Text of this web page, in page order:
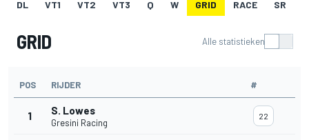
DL VT1 VT2 VT3 Q W GRID RACE SR
GRID Alle statistieken
POS RIJDER #
1 S. Lowes
Gresini Racing
22